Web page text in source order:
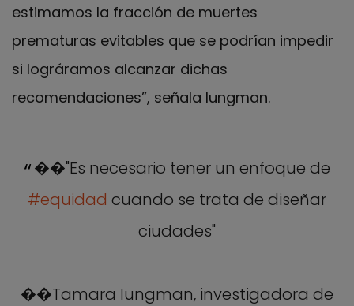
estimamos la fracción de muertes
prematuras evitables que se podrían impedir
si lográramos alcanzar dichas
recomendaciones”, señala Iungman.
��"Es necesario tener un enfoque de
#equidad cuando se trata de diseñar
ciudades"
��Tamara Iungman, investigadora de